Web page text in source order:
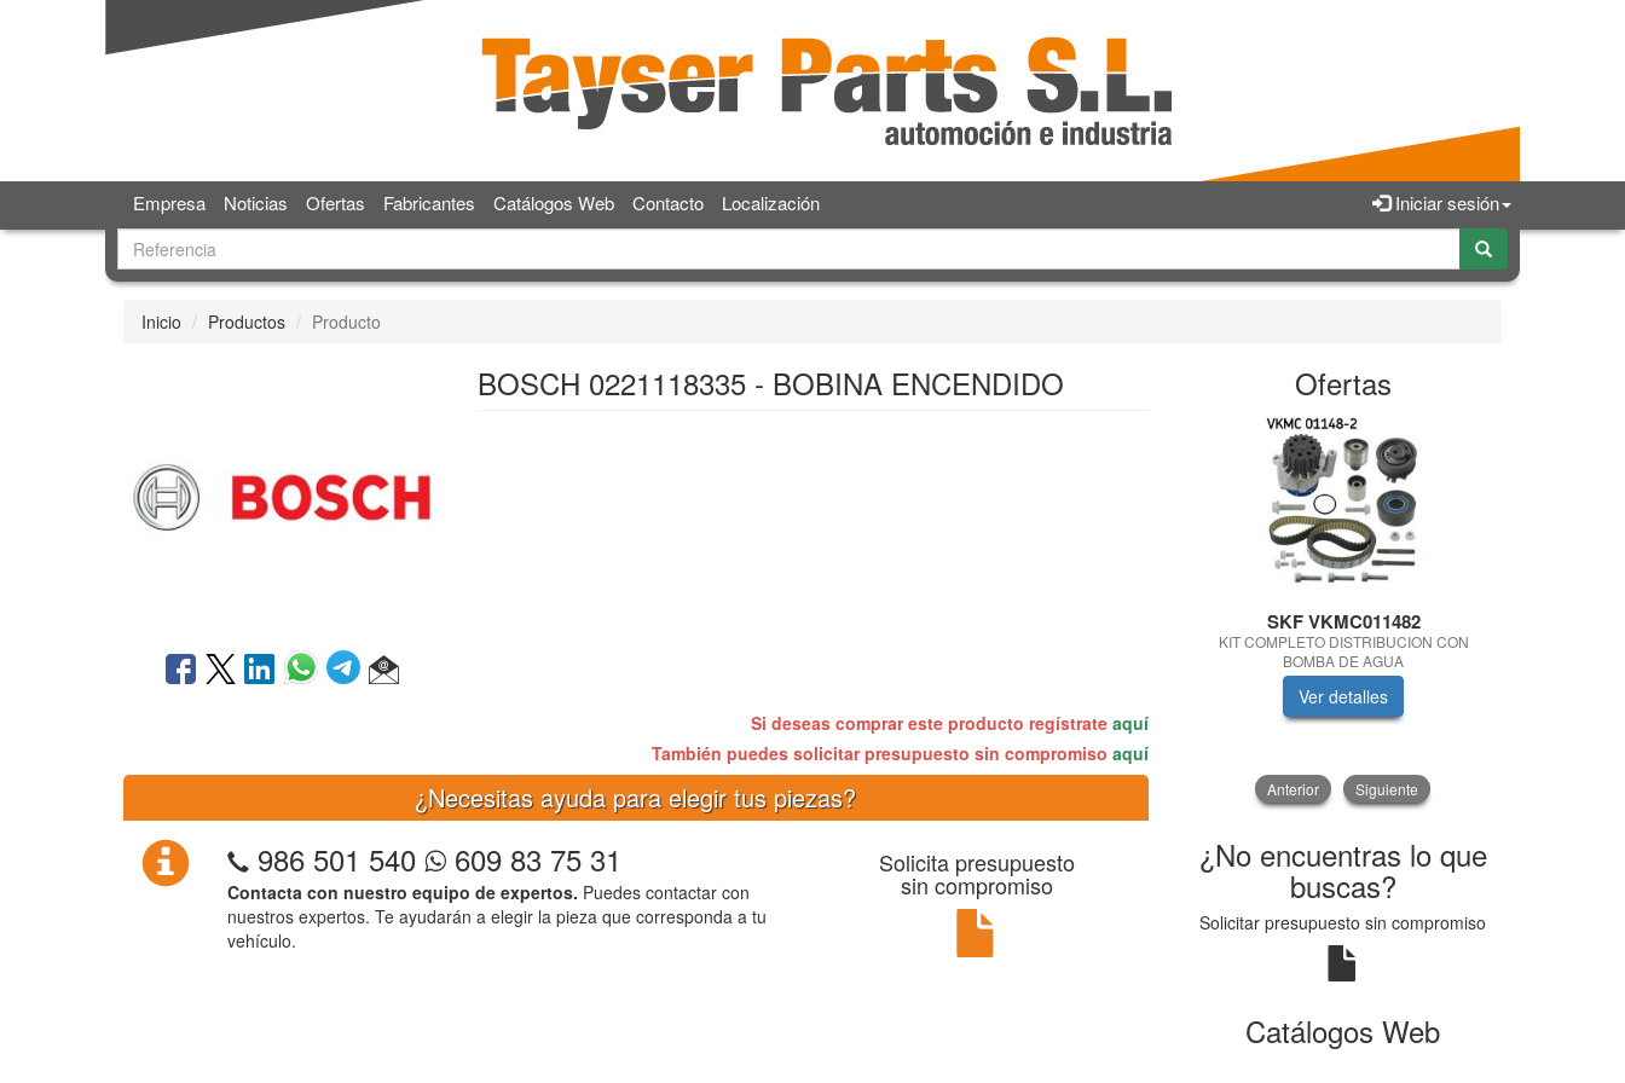
Iniciar sesión
Empresa Noticias Ofertas Fabricantes Catálogos Web Contacto Localización
Inicio Productos Producto
BOSCH 0221118335 - BOBINA ENCENDIDO
Si deseas comprar este producto regístrate aquí
También puedes solicitar presupuesto sin compromiso aquí
¿Necesitas ayuda para elegir tus piezas?
986 501 540 609 83 75 31
Contacta con nuestro equipo de expertos. Puedes contactar con
nuestros expertos. Te ayudarán a elegir la pieza que corresponda a tu
vehículo.
Solicita presupuesto
sin compromiso
Ofertas
SKF VKMC011482
KIT COMPLETO DISTRIBUCION CON
BOMBA DE AGUA
Ver detalles
Anterior Siguiente
¿No encuentras lo que
buscas?
Solicitar presupuesto sin compromiso
Catálogos Web